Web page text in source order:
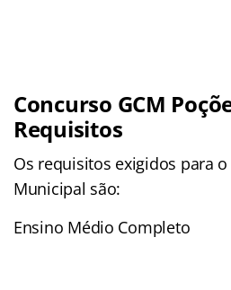
Concurso GCM
Requisitos
Os requisitos exigidos para
Municipal são:
Ensino Médio Completo